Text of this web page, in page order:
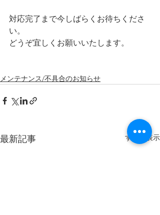
対応完了まで今しばらくお待ちくださ
い。
どうぞ宜しくお願いいたします。
メンテナンス/不具合のお知らせ
最新記事 すべて表示